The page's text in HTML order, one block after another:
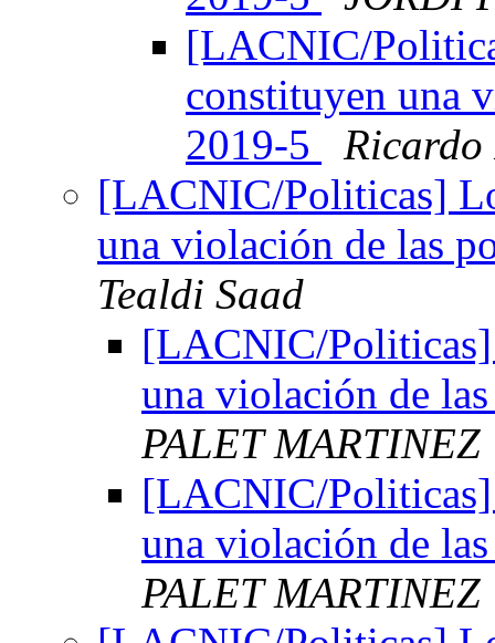
[LACNIC/
constituyen una
2019-5
[LACNIC/Politicas]
una violación de las
Tealdi Saad
[LACNIC/Politicas]
una violación de
PALET MARTINEZ
[LACNIC/Politicas]
una violación de
PALET MARTINEZ